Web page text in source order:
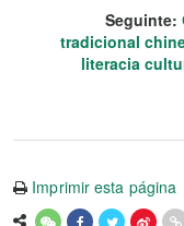
Seguinte:
tradicional
literacia
Imprimir esta página